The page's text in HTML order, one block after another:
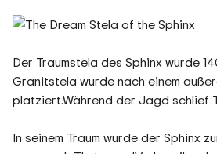
Der Traumstela des Sphinx wurde
Granitstela wurde nach einem
platziert.Während der Jagd schlief
In seinem Traum wurde der Sphinx